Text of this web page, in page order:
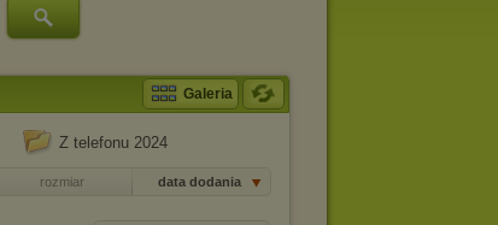
Galeria
Z telefonu 2024
rozmiar data dodania